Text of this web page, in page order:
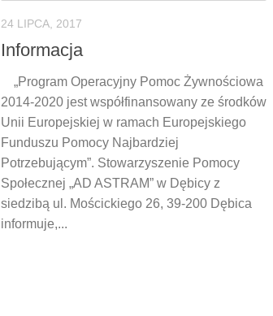
24 LIPCA, 2017
Informacja
„Program Operacyjny Pomoc Żywnościowa
2014-2020 jest współfinansowany ze środków
Unii Europejskiej w ramach Europejskiego
Funduszu Pomocy Najbardziej
Potrzebującym”. Stowarzyszenie Pomocy
Społecznej „AD ASTRAM” w Dębicy z
siedzibą ul. Mościckiego 26, 39-200 Dębica
informuje,...